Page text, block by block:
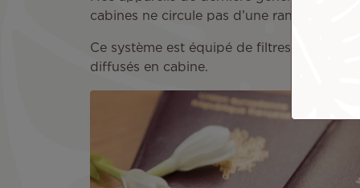
cabines ne circule pas d’une rangée à
Ce système est équipé de filtres
diffusés en cabine.